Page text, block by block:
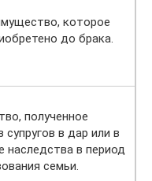
которое
до брака.
полученное
супругов в дар или в
наследства в период
семьи.